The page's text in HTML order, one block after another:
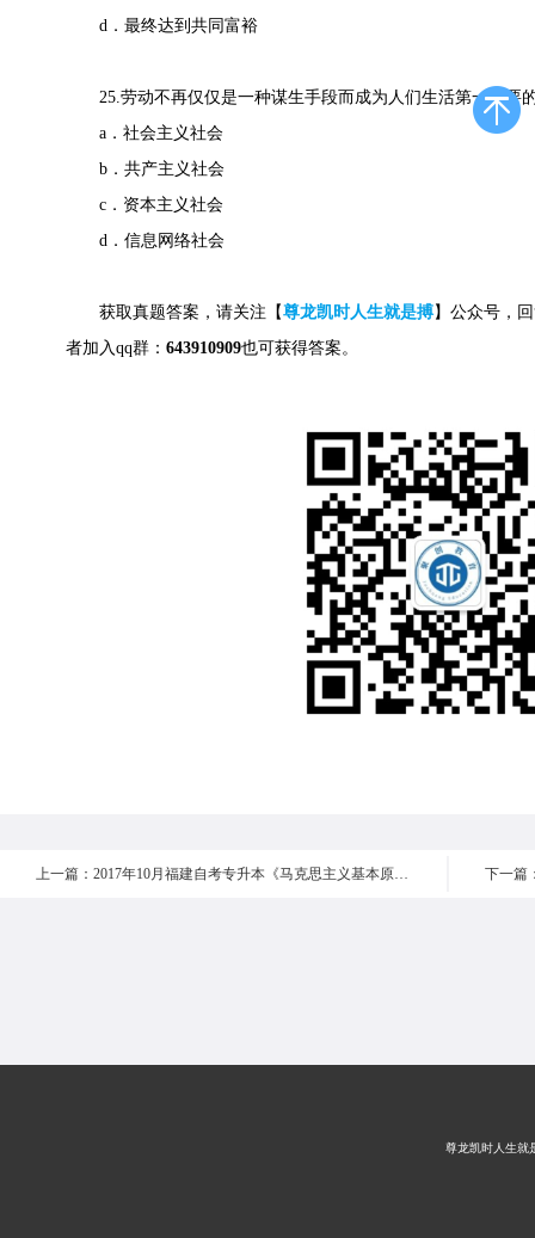
d．最终达到共同富裕
25.劳动不再仅仅是一种谋生手段而成为人们生活第一需要
a．社会主义社会
b．共产主义社会
c．资本主义社会
d．信息网络社会
获取真题答案，请关注【尊龙凯时人生就是搏】公众号，
者加入qq群： 643910909也可获得答案。
上一篇：2017年10月福建自考专升本《马克思主义基本原理概论 》真题 选择题16-20
尊龙凯时人生就